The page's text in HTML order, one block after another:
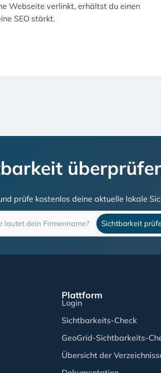
Webseite verlinkt, erhältst du einen
SEO stärkt.
prüfe kostenlos deine aktuelle lokale
Sichtbarkeit
der Verwendung meiner Daten für die Durchführung des
Weitere Informationen finden Sie in unserer
Plattform
Login
Sichtbarkeits-Check
GeoGrid-Sichtbarkeits-
Übersicht der